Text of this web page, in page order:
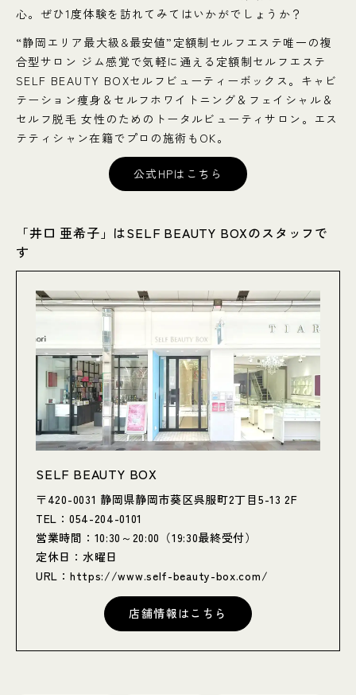
心。ぜひ1度体験を訪れてみてはいかがでしょうか？
“静岡エリア最大級&最安値”定額制セルフエステ唯一の複
合型サロン ジム感覚で気軽に通える定額制セルフエステ
SELF BEAUTY BOXセルフビューティーボックス。キャビ
テーション痩身＆セルフホワイトニング＆フェイシャル＆
セルフ脱毛 女性のためのトータルビューティサロン。エス
テティシャン在籍でプロの施術もOK。
公式HPはこちら
「井口 亜希子」はSELF BEAUTY BOXのスタッフで
す
SELF BEAUTY BOX
〒420-0031 静岡県静岡市葵区呉服町2丁目5-13 2F
TEL：054-204-0101
営業時間：10:30～20:00（19:30最終受付）
定休日：水曜日
URL： https://www.self-beauty-box.com/
店舗情報はこちら